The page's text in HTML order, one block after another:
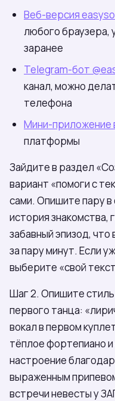
Веб-версия
любого браузера,
заранее
Telegram-бот
канал, можно
телефона
Мини-приложение
платформы
Зайдите в раздел
вариант «помоги с
сами. Опишите пару
история
забавный эпизод, что
за пару минут. Если
выберите «свой
Шаг 2. Опишите
первого танца:
вокал в первом
тёплое фортепиано и
настроение
выраженным
встречи невесты у